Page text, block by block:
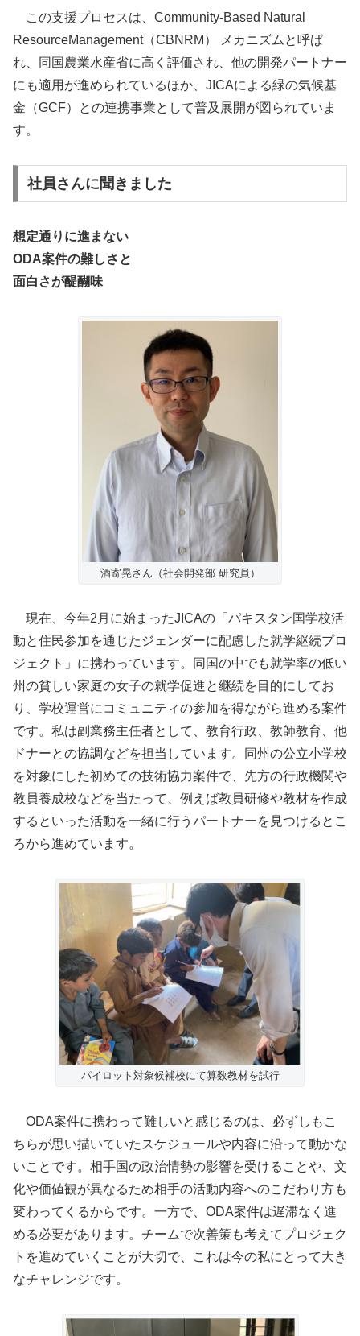
この支援プロセスは、Community-Based Natural
ResourceManagement（CBNRM） メカニズムと呼ば
れ、同国農業水産省に高く評価され、他の開発パートナー
にも適用が進められているほか、JICAによる緑の気候基
金（GCF）との連携事業として普及展開が図られていま
す。
社員さんに聞きました
想定通りに進まない
ODA案件の難しさと
面白さが醍醐味
酒寄晃さん（社会開発部 研究員）
現在、今年2月に始まったJICAの「パキスタン国学校活
動と住民参加を通じたジェンダーに配慮した就学継続プロ
ジェクト」に携わっています。同国の中でも就学率の低い
州の貧しい家庭の女子の就学促進と継続を目的にしてお
り、学校運営にコミュニティの参加を得ながら進める案件
です。私は副業務主任者として、教育行政、教師教育、他
ドナーとの協調などを担当しています。同州の公立小学校
を対象にした初めての技術協力案件で、先方の行政機関や
教員養成校などを当たって、例えば教員研修や教材を作成
するといった活動を一緒に行うパートナーを見つけるとこ
ろから進めています。
パイロット対象候補校にて算数教材を試行
ODA案件に携わって難しいと感じるのは、必ずしもこ
ちらが思い描いていたスケジュールや内容に沿って動かな
いことです。相手国の政治情勢の影響を受けることや、文
化や価値観が異なるため相手の活動内容へのこだわり方も
変わってくるからです。一方で、ODA案件は遅滞なく進
める必要があります。チームで次善策も考えてプロジェク
トを進めていくことが大切で、これは今の私にとって大き
なチャレンジです。